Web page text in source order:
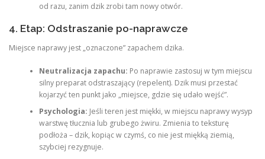
od razu, zanim dzik zrobi tam nowy otwór.
4. Etap: Odstraszanie po-naprawcze
Miejsce naprawy jest „oznaczone” zapachem dzika.
Neutralizacja zapachu: Po naprawie zastosuj w tym miejscu
silny preparat odstraszający (repelent). Dzik musi przestać
kojarzyć ten punkt jako „miejsce, gdzie się udało wejść”.
Psychologia: Jeśli teren jest miękki, w miejscu naprawy wysyp
warstwę tłucznia lub grubego żwiru. Zmienia to teksturę
podłoża – dzik, kopiąc w czymś, co nie jest miękką ziemią,
szybciej rezygnuje.